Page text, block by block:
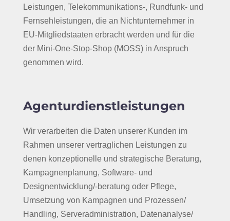
Leistungen, Telekommunikations-, Rundfunk- und
Fernsehleistungen, die an Nichtunternehmer in
EU-Mitgliedstaaten erbracht werden und für die
der Mini-One-Stop-Shop (MOSS) in Anspruch
genommen wird.
Agenturdienstleistungen
Wir verarbeiten die Daten unserer Kunden im
Rahmen unserer vertraglichen Leistungen zu
denen konzeptionelle und strategische Beratung,
Kampagnenplanung, Software- und
Designentwicklung/-beratung oder Pflege,
Umsetzung von Kampagnen und Prozessen/
Handling, Serveradministration, Datenanalyse/